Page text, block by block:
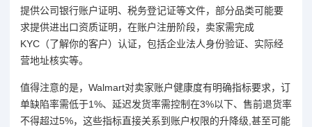
提供公司银行账户证明、税务登记证等文件，部分品类可能要
求提供进出口资质证明，在账户注册阶段，卖家需完成
KYC（了解你的客户）认证，包括企业法人身份验证、实际经
营地址核实等。
值得注意的是，Walmart对卖家账户健康度有明确指标要求，订
单缺陷率需低于1%、延迟发货率需控制在3%以下、售前退货率
不得超过5%，这些指标直接关系到账户权限的升降级,甚至可能